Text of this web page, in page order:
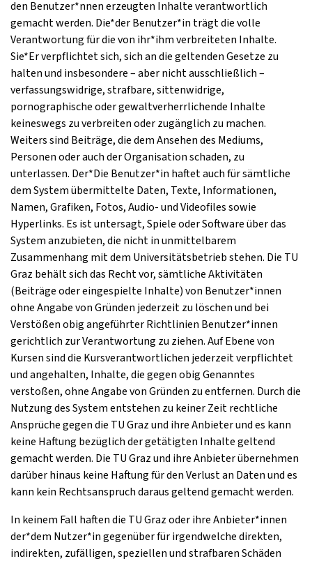
den Benutzer*nnen erzeugten Inhalte verantwortlich
gemacht werden. Die*der Benutzer*in trägt die volle
Verantwortung für die von ihr*ihm verbreiteten Inhalte.
Sie*Er verpflichtet sich, sich an die geltenden Gesetze zu
halten und insbesondere – aber nicht ausschließlich –
verfassungswidrige, strafbare, sittenwidrige,
pornographische oder gewaltverherrlichende Inhalte
keineswegs zu verbreiten oder zugänglich zu machen.
Weiters sind Beiträge, die dem Ansehen des Mediums,
Personen oder auch der Organisation schaden, zu
unterlassen. Der*Die Benutzer*in haftet auch für sämtliche
dem System übermittelte Daten, Texte, Informationen,
Namen, Grafiken, Fotos, Audio- und Videofiles sowie
Hyperlinks. Es ist untersagt, Spiele oder Software über das
System anzubieten, die nicht in unmittelbarem
Zusammenhang mit dem Universitätsbetrieb stehen. Die TU
Graz behält sich das Recht vor, sämtliche Aktivitäten
(Beiträge oder eingespielte Inhalte) von Benutzer*innen
ohne Angabe von Gründen jederzeit zu löschen und bei
Verstößen obig angeführter Richtlinien Benutzer*innen
gerichtlich zur Verantwortung zu ziehen. Auf Ebene von
Kursen sind die Kursverantwortlichen jederzeit verpflichtet
und angehalten, Inhalte, die gegen obig Genanntes
verstoßen, ohne Angabe von Gründen zu entfernen. Durch die
Nutzung des System entstehen zu keiner Zeit rechtliche
Ansprüche gegen die TU Graz und ihre Anbieter und es kann
keine Haftung bezüglich der getätigten Inhalte geltend
gemacht werden. Die TU Graz und ihre Anbieter übernehmen
darüber hinaus keine Haftung für den Verlust an Daten und es
kann kein Rechtsanspruch daraus geltend gemacht werden.
In keinem Fall haften die TU Graz oder ihre Anbieter*innen
der*dem Nutzer*in gegenüber für irgendwelche direkten,
indirekten, zufälligen, speziellen und strafbaren Schäden